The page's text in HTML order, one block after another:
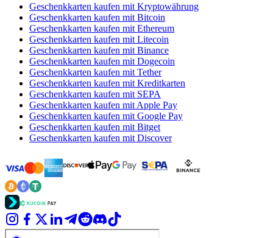
Geschenkkarten kaufen mit Kryptowährung
Geschenkkarten kaufen mit Bitcoin
Geschenkkarten kaufen mit Ethereum
Geschenkkarten kaufen mit Litecoin
Geschenkkarten kaufen mit Binance
Geschenkkarten kaufen mit Dogecoin
Geschenkkarten kaufen mit Tether
Geschenkkarten kaufen mit Kreditkarten
Geschenkkarten kaufen mit SEPA
Geschenkkarten kaufen mit Apple Pay
Geschenkkarten kaufen mit Google Pay
Geschenkkarten kaufen mit Bitget
Geschenkkarten kaufen mit Discover